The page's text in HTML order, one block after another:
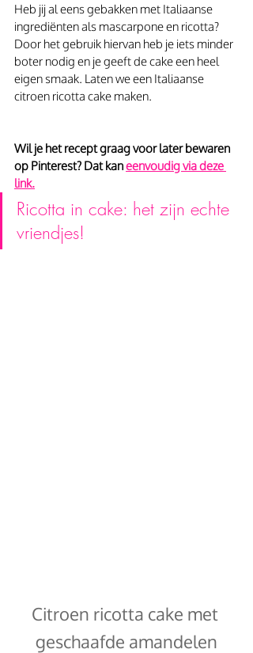
Heb jij al eens gebakken met Italiaanse
ingrediënten als mascarpone en ricotta?
Door het gebruik hiervan heb je iets minder
boter nodig en je geeft de cake een heel
eigen smaak. Laten we een Italiaanse
citroen ricotta cake maken.
Wil je het recept graag voor later bewaren
op Pinterest? Dat kan eenvoudig via deze
link.
Ricotta in cake: het zijn echte
vriendjes!
Citroen ricotta cake met
geschaafde amandelen